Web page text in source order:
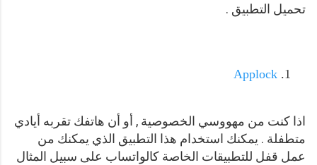
تحميل التطبيق .
Applock
اذا كنت من مهووسي الخصوصية , أو أن هاتفك تقربه أيادي
متطفلة . يمكنك استخدام هذا التطبيق الذي يمكنك من
عمل قفل للتطبيقات الخاصة كالواتساب على سبيل المثال